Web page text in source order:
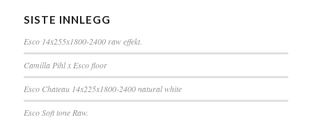
SISTE INNLEGG
Esco 14x255x1800-2400 raw effekt.
Camilla Pihl x Esco floor
Esco Chateau 14x225x1800-2400 natural white
Esco Soft tone Raw.